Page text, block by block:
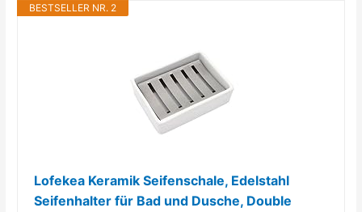
BESTSELLER NR. 2
Lofekea Keramik Seifenschale, Edelstahl
Seifenhalter für Bad und Dusche, Double